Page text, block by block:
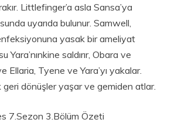
Littlefinger’a asla Sansa’ya
uyarıda bulunur. Samwell,
yasak bir ameliyat
Yara’nınkine saldırır, Obara ve
Ellaria, Tyene ve Yara’yı yakalar.
dönüşler yaşar ve gemiden atlar.
7.Sezon 3.Bölüm Özeti